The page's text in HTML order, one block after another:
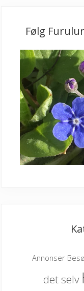
Følg
Annonser
det selv